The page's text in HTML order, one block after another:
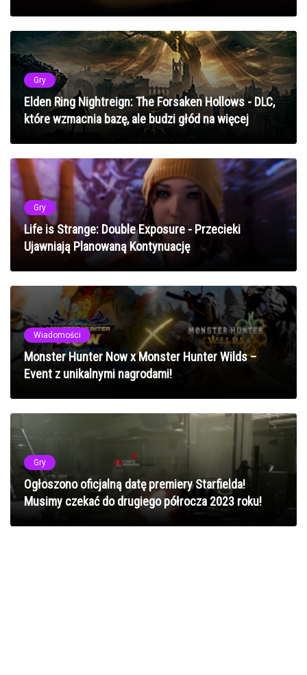
Gry
Elden Ring Nightreign: The Forsaken Hollows - DLC,
które wzmacnia bazę, ale budzi głód na więcej
Gry
Life is Strange: Double Exposure - Przecieki
Ujawniają Planowaną Kontynuację
Wiadomości
Monster Hunter Now x Monster Hunter Wilds –
Event z unikalnymi nagrodami!
Gry
Ogłoszono oficjalną datę premiery Starfielda!
Musimy czekać do drugiego półrocza 2023 roku!